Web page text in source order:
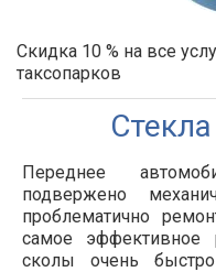
Скидка 10 % на все
таксопарков
Переднее
подвержено
проблематично
самое
сколы очень